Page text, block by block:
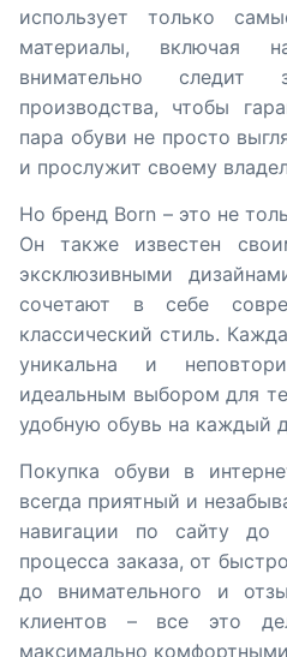
использует только
материалы, включая
внимательно
производства, чтобы
пара обуви не просто
и прослужит своему
Но бренд Born – это не
Он также известен
эксклюзивными
сочетают в себе
классический стиль.
уникальна и
идеальным выбором для
удобную обувь на каждый
Покупка обуви в
всегда приятный и
навигации по сайту до
процесса заказа, от
до внимательного и
клиентов – все это
максимально